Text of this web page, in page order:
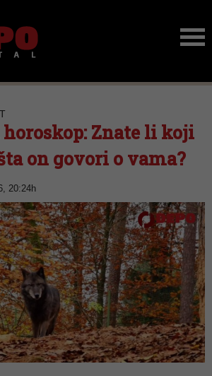
Znate li koji
on govori o vama?
20:24h